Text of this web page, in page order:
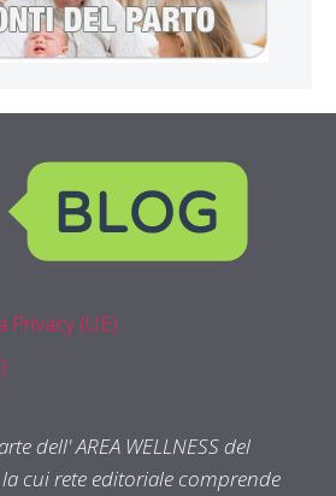
Privacy (UE)
dell' AREA WELLNESS del
cui rete editoriale comprende